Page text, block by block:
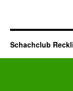
Schachclub